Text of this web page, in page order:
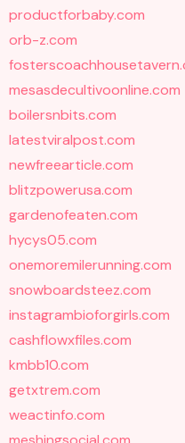
productforbaby.com
orb-z.com
mesasdecultivoonline.com
boilersnbits.com
latestviralpost.com
newfreearticle.com
blitzpowerusa.com
gardenofeaten.com
hycys05.com
onemoremilerunning.com
snowboardsteez.com
instagrambioforgirls.com
cashflowxfiles.com
kmbb10.com
getxtrem.com
weactinfo.com